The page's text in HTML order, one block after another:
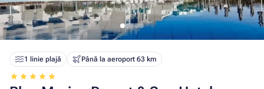
1 linie plajă Până la aeroport 63 km